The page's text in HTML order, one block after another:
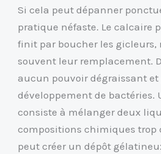
Si cela peut dépanner
pratique néfaste. Le calcaire
finit par boucher les gicleurs,
souvent leur remplacement.
aucun pouvoir dégraissant et
développement de bactéries.
consiste à mélanger deux
compositions chimiques trop
peut créer un dépôt